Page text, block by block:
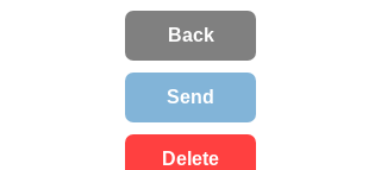
Back
Send
Delete